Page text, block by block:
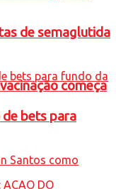
começa
de semaglutida
bets para